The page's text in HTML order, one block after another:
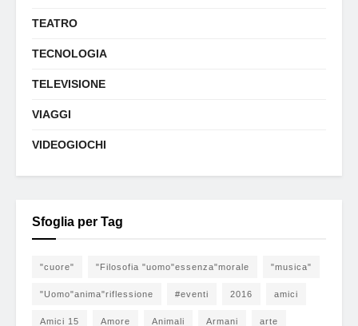
TEATRO
TECNOLOGIA
TELEVISIONE
VIAGGI
VIDEOGIOCHI
Sfoglia per Tag
"cuore" "Filosofia "uomo"essenza"morale "musica"
"Uomo"anima"riflessione #eventi 2016 amici
Amici 15 Amore Animali Armani arte